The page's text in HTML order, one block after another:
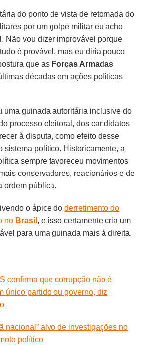
do ponto de vista de retomada do
por um golpe militar eu acho
Não vou dizer improvável porque
tudo é provável, mas eu diria pouco
que as Forças Armadas
décadas em ações políticas
uma guinada autoritária inclusive do
processo eleitoral, dos candidatos
à disputa, como efeito desse
sistema político. Historicamente, a
sempre favoreceu movimentos
conservadores, reacionários e de
ordem pública.
o ápice doderretimento do
no Brasil , e isso certamente cria um
para uma guinada mais à direita.
confirma que corrupção não é
único partido ou governo, diz
nacional” alvo de investigações no
político